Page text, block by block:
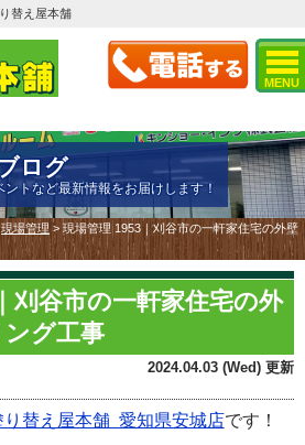
MENU
替え屋本舗
ログ
トなど最新情報をお届けします！
現場管理 > 現場管理 1953｜刈谷市の一軒家住宅の外壁
刈谷市の一軒家住宅の外
グ工事
2024.04.03 (Wed) 更新
り替え屋本舗 愛知県安城店です！